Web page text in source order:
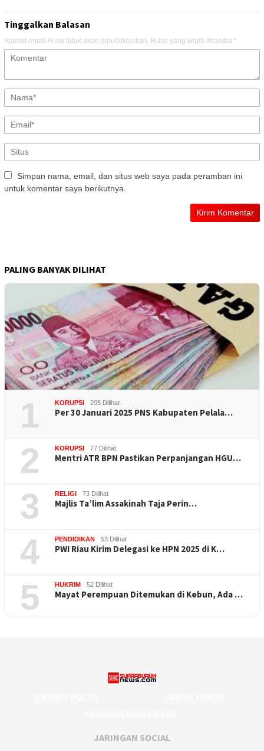
Tinggalkan Balasan
Alamat email Anda tidak akan dipublikasikan. Ruas yang wajib ditandai *
Simpan nama, email, dan situs web saya pada peramban ini
untuk komentar saya berikutnya.
PALING BANYAK DILIHAT
1 KORUPSI 205 Dilihat
Per 30 Januari 2025 PNS Kabupaten Pelala…
2 KORUPSI 77 Dilihat
Mentri ATR BPN Pastikan Perpanjangan HGU…
3 RELIGI 73 Dilihat
Majlis Ta’lim Assakinah Taja Perin…
4 PENDIDIKAN 53 Dilihat
PWI Riau Kirim Delegasi ke HPN 2025 di K…
5 HUKRIM 52 Dilihat
Mayat Perempuan Ditemukan di Kebun, Ada …
JARINGAN SOCIAL